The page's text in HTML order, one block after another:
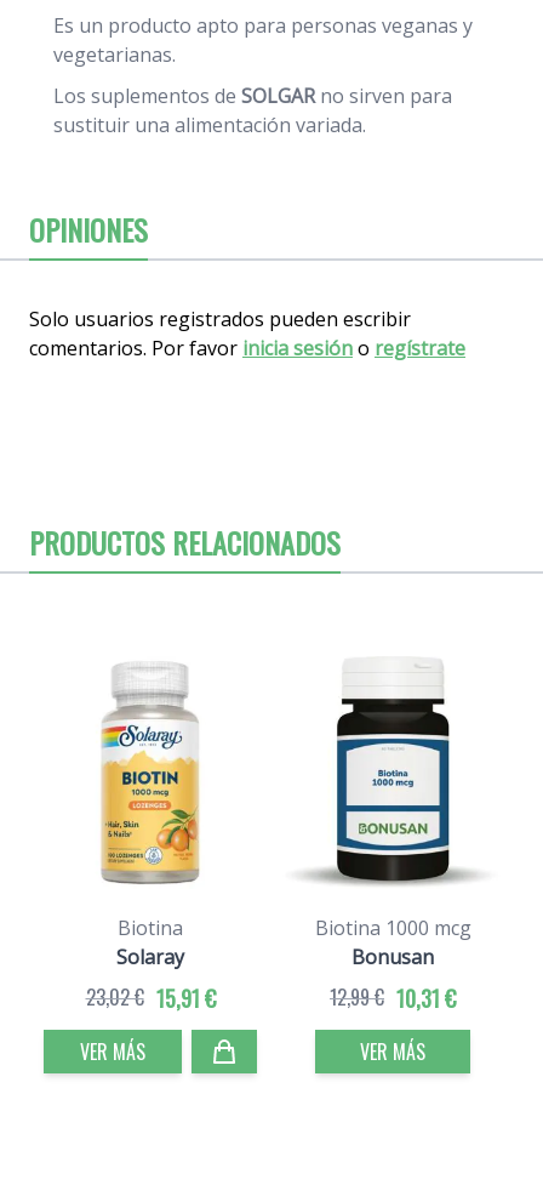
Es un producto apto para personas veganas y
vegetarianas.
Los suplementos de SOLGARno sirven para
sustituir una alimentación variada.
OPINIONES
Solo usuarios registrados pueden escribir
comentarios. Por favor inicia sesióno regístrate
PRODUCTOS RELACIONADOS
Biotina
Solaray
15,91 €
23,02 €
VER MÁS
Biotina 1000 mcg
Bonusan
10,31 €
12,99 €
VER MÁS